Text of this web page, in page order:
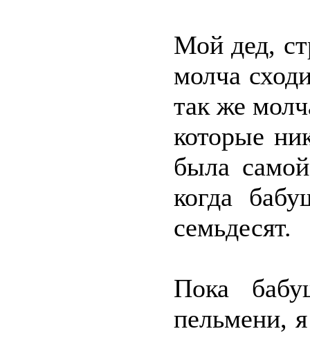
Мой дед,
молча
так же
которые
была
когда
семьдесят.
Пока
пельмени,